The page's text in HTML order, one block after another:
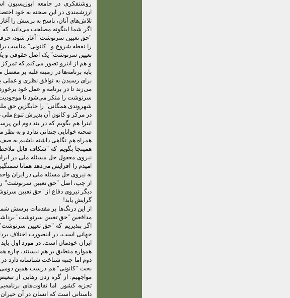
روشنفکری در جامعه اپوزیسیون
ارزشمندی در این صحنه به خود
تلاش‌های آنان، پاسخ به پرسش را
اگر شما اینگونه مصلحت می‌دانید که
"حق تعیین سرنوشت" آغاز شود،
را نقطه شروع و "کانونی" مناسب
تعیین سرنوشت" یک اصل حقوقی و
و هم از اینرو تصور می‌کنم که
پایه برنامه‌ها در زمینه غلبه بر
برای رسیدن به توافق نظری و عملی
می‌زند تا در برنامه و عمل خود
سرنوشت را منکر می‌شود تا
شهروندی همگانی" را جایگزین حق
در مرکز و کانون آن پذیرش تنوع ملی
اینرا هم بگویم که در بند دوم
صحنه خوانایی چندانی ندارد و به
همراه هم نگاهی داشته باشیم به صف
همینجا بگویم که "شکاف قابل
نیروی معقول حل مسئله ملی در
امیدم را افزایش می‌دهد همانا
به نیروی حل مسئله ملی در ایران
از چپ، اصل "حق تعیین سرنوشت" را
دیگر نیروی دفاع از "حق تعیین
گرایش یابد!
از این درنگ‌ها بر مقدمات پرسش
مدافعین "حق تعیین سرنوشت"
اگر بپذیریم که "حق تعیین
جهانی است، در اینصورت اختلاف
ایران خودمان است. در مورد اول
همواره منطبق بر هم نیستند، چاره
دوم اما جنبه شناخت شناسانه دارد
بحث "کانونی" هم درست همین دومی
مواجهیم: از گره زدن رهایی از
تجزیه کشور. اما تفاوت‌های
داستانی است که انسان در آن